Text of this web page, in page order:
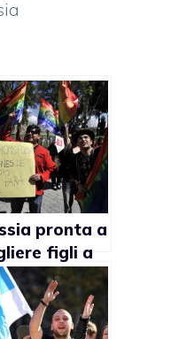
pronta a
figli a
gay?